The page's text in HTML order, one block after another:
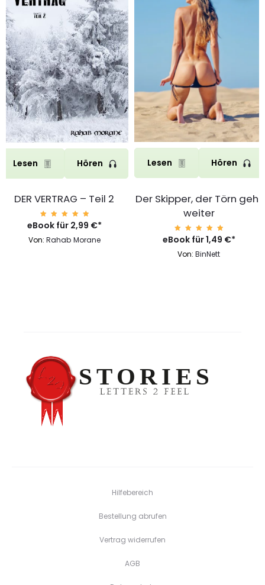
Lesen Hören
DER VERTRAG – Teil 2
Bewerte
t mit
von 5
eBook für 2,99 €*
Von: Rahab Morane
Lesen Hören
Der Skipper, der Törn geht
weiter
Bewerte
t mit
von 5
eBook für1,49 €*
Von:BinNett
Hilfebereich
Bestellung abrufen
Vertrag widerrufen
AGB